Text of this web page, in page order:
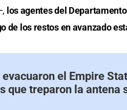
los agentes del
de los restos en avanzado
el Empire
que treparon la antena